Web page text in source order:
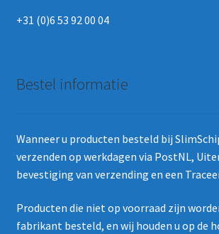
+31 (0)6 53 92 00 04
Bestel informatie
Wanneer u producten besteld bij
verzenden op werkdagen via PostNL,
bevestiging van verzending en een
Producten die niet op voorraad zijn
fabrikant besteld, en wij houden u op de